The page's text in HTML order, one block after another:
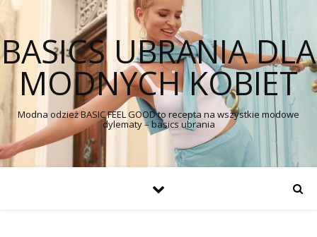
BASICS UBRANIA DLA
MODNYCH KOBIET
Modna odzież BASIC FEEL GOOD to recepta na wszystkie modowe
dylematy – basics ubrania